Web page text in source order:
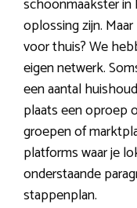
oplossing zijn.
voor thuis? We
eigen netwerk.
een aantal
plaats een oproep
groepen of
platforms waar je
onderstaande
stappenplan.